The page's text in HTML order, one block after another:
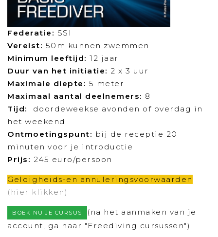
Federatie: SSI
Vereist: 50m kunnen zwemmen
Minimum leeftijd: 12 jaar
Duur van het initiatie: 2 x 3 uur
Maximale diepte : 5 meter
Maximaal aantal deelnemers: 8
Tijd:
doordeweekse avonden of overdag in
het weekend
Ontmoetingspunt: bij de receptie 20
minuten voor je introductie
Prijs: 245 euro/persoon
Geldigheids-en annuleringsvoorwaarden
(hier klikken)
BOEK NU JE CURSUS
(na het aanmaken van je
account, ga naar "Freediving cursussen").